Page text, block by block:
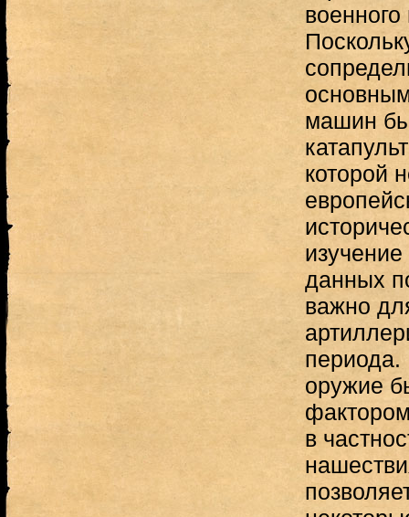
военного
машин
которой
изучение
данных
важно
периода.
оружие
в